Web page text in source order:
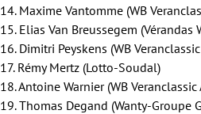
14. Maxime Vantomme (WB
15. Elias Van Breussegem (Vérandas
16. Dimitri Peyskens (WB
17. Rémy Mertz (Lotto-Soudal)
18. Antoine Warnier (WB Veranclassic
19. Thomas Degand (Wanty-Groupe